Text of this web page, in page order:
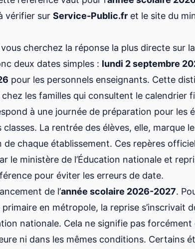
vérifier sur Service-Public.fr et le site du
vous cherchez la réponse la plus directe sur la
deux dates simples : lundi 2 septembre
pour les personnels enseignants. Cette
les familles qui consultent le calendrier
à une journée de préparation pour les
classes. La rentrée des élèves, elle, marque
de chaque établissement. Ces repères
le ministère de l’Éducation nationale et
pour éviter les erreurs de date.
de l’année scolaire 2026-2027.
primaire en métropole, la reprise s’inscrivait
nationale. Cela ne signifie pas forcément
ni dans les mêmes conditions. Certains